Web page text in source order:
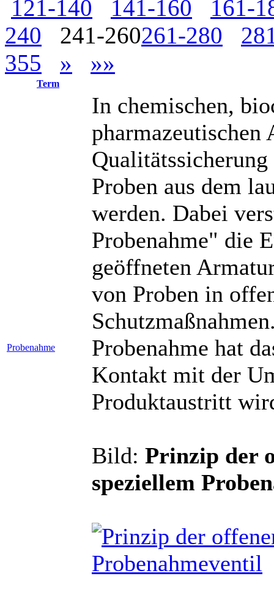
121-140 141-160
161-
240
241-260261-280
355
» »»
Term
Probenahme
In chemischen,
pharmazeutischen
Proben aus dem
werden. Dabei
Probenahme" die
geöffneten
von Proben in
Probenahme hat
Kontakt mit der
Produktaustritt
Bild: Prinzip der
speziellem